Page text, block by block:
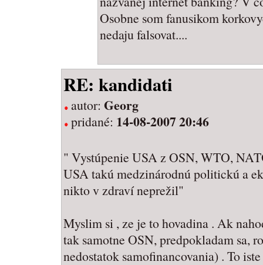
Osobne som fanusikom
nedaju falsovat....
RE: kandidati
autor: Georg
pridané: 14-08-2007 20:46
" Vystúpenie USA z OSN, WTO,
USA takú medzinárodnú politickú a
nikto v zdraví neprežil"
Myslim si , ze je to hovadina . Ak
tak samotne OSN, predpokladam sa,
nedostatok samofinancovania) . To